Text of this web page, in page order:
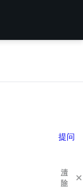
提问
清
除